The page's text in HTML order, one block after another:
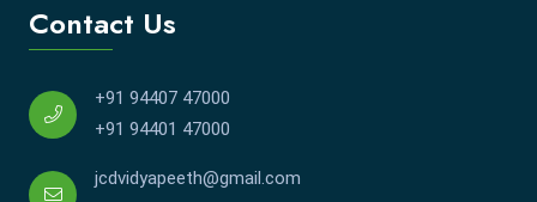
Contact Us
+91 94407 47000
+91 94401 47000
jcdvidyapeeth@gmail.com